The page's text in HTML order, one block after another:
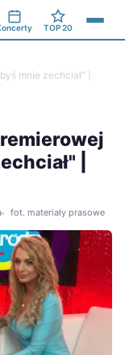
TOP 20
mnie zechciał" |
|
fot. materiały prasowe